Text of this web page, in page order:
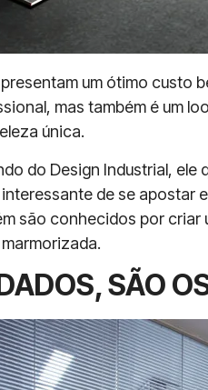
um ótimo custo
mas também é um
única.
do Design Industrial, ele
de se apostar
são conhecidos por criar
SÃO